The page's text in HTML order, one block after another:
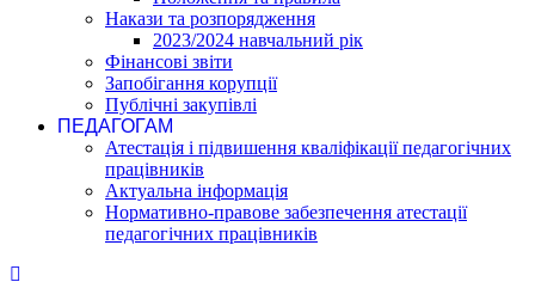
Накази та розпорядження
2023/2024 навчальний рік
Фінансові звіти
Запобігання корупції
Публічні закупівлі
ПЕДАГОГАМ
Атестація і підвишення кваліфікації педагогічних
працівників
Актуальна інформація
Нормативно-правове забезпечення атестації
педагогічних працівників